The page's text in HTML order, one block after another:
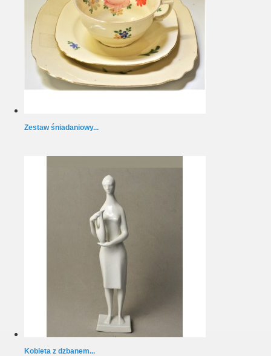
Zestaw śniadaniowy...
Kobieta z dzbanem...